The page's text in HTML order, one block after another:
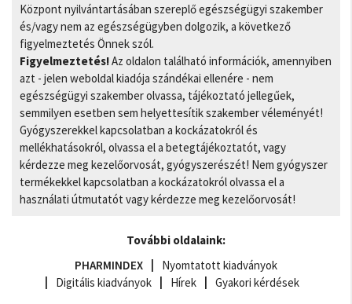
Központ nyilvántartásában szereplő egészségügyi szakember
és/vagy nem az egészségügyben dolgozik, a következő
figyelmeztetés Önnek szól.
Figyelmeztetés!Az oldalon található információk, amennyiben
azt - jelen weboldal kiadója szándékai ellenére - nem
egészségügyi szakember olvassa, tájékoztató jellegűek,
semmilyen esetben sem helyettesítik szakember véleményét!
Gyógyszerekkel kapcsolatban a kockázatokról és
mellékhatásokról, olvassa el a betegtájékoztatót, vagy
kérdezze meg kezelőorvosát, gyógyszerészét! Nem gyógyszer
termékekkel kapcsolatban a kockázatokról olvassa el a
használati útmutatót vagy kérdezze meg kezelőorvosát!
További oldalaink:
PHARMINDEX
Nyomtatott kiadványok
Digitális kiadványok
Hírek Gyakori kérdések